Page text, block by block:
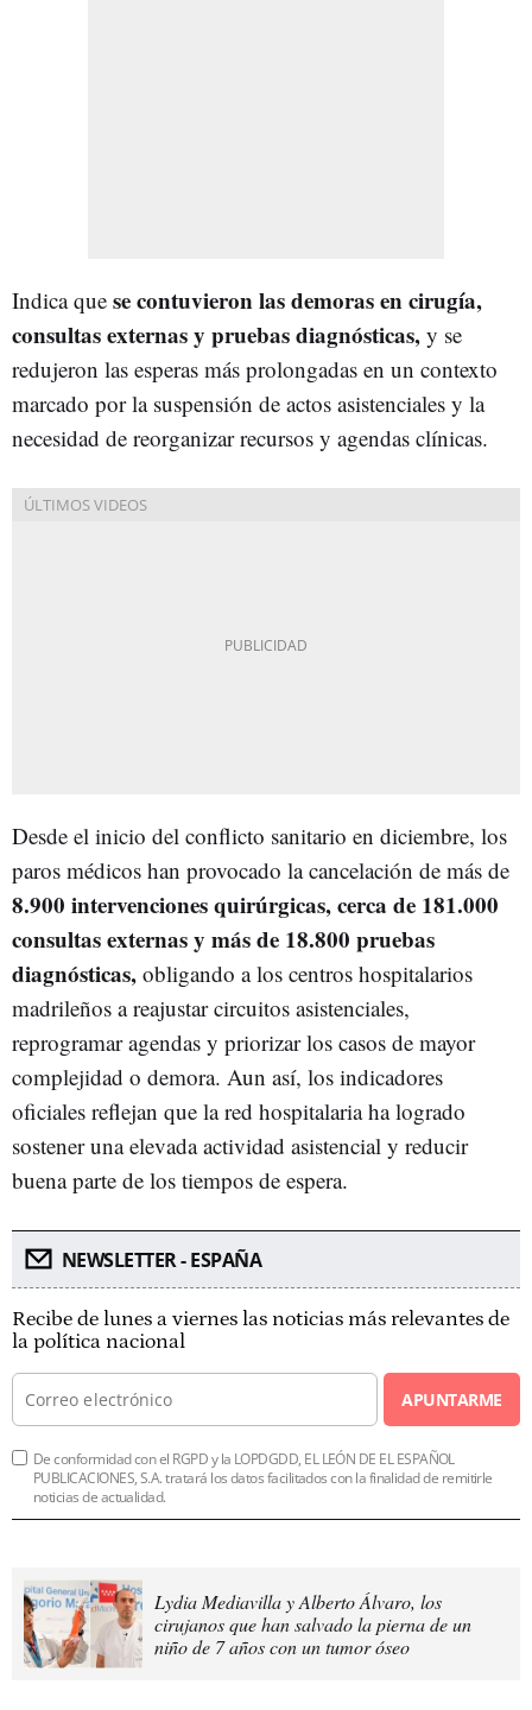
Indica que se contuvieron las demoras en cirugía,
consultas externas y pruebas diagnósticas, y se
redujeron las esperas más prolongadas en un contexto
marcado por la suspensión de actos asistenciales y la
necesidad de reorganizar recursos y agendas clínicas.
Desde el inicio del conflicto sanitario en diciembre, los
paros médicos han provocado la cancelación de más de
8.900 intervenciones quirúrgicas, cerca de 181.000
consultas externas y más de 18.800 pruebas
diagnósticas, obligando a los centros hospitalarios
madrileños a reajustar circuitos asistenciales,
reprogramar agendas y priorizar los casos de mayor
complejidad o demora. Aun así, los indicadores
oficiales reflejan que la red hospitalaria ha logrado
sostener una elevada actividad asistencial y reducir
buena parte de los tiempos de espera.
NEWSLETTER - ESPAÑA
Recibe de lunes a viernes las noticias más relevantes de
la política nacional
APUNTARME
De conformidad con el RGPD y la LOPDGDD, EL LEÓN DE EL ESPAÑOL
PUBLICACIONES, S.A. tratará los datos facilitados con la finalidad de remitirle
noticias de actualidad.
Lydia Mediavilla y Alberto Álvaro, los
cirujanos que han salvado la pierna de un
niño de 7 años con un tumor óseo